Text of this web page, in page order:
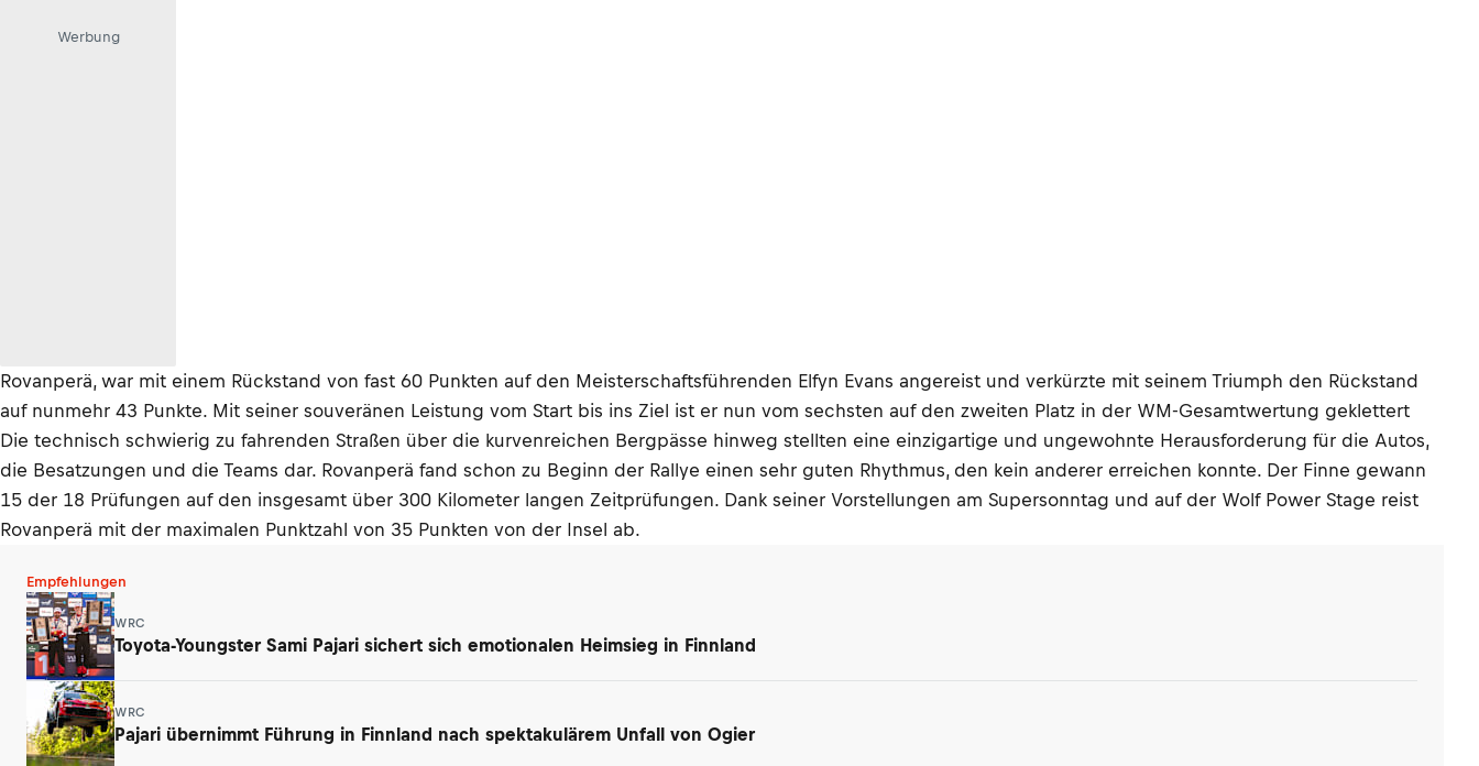
Werbung
Rovanperä, war mit einem Rückstand von fast 60 Punkten auf den Meisterschaftsführenden Elfyn Evans angereist und verkürzte mit seinem Triumph den Rückstand
auf nunmehr 43 Punkte. Mit seiner souveränen Leistung vom Start bis ins Ziel ist er nun vom sechsten auf den zweiten Platz in der WM-Gesamtwertung geklettert
Die technisch schwierig zu fahrenden Straßen über die kurvenreichen Bergpässe hinweg stellten eine einzigartige und ungewohnte Herausforderung für die Autos,
die Besatzungen und die Teams dar. Rovanperä fand schon zu Beginn der Rallye einen sehr guten Rhythmus, den kein anderer erreichen konnte. Der Finne gewann
15 der 18 Prüfungen auf den insgesamt über 300 Kilometer langen Zeitprüfungen. Dank seiner Vorstellungen am Supersonntag und auf der Wolf Power Stage reist
Rovanperä mit der maximalen Punktzahl von 35 Punkten von der Insel ab.
Empfehlungen
WRC
Toyota-Youngster Sami Pajari sichert sich emotionalen Heimsieg in Finnland
WRC
Pajari übernimmt Führung in Finnland nach spektakulärem Unfall von Ogier